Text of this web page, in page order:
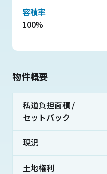
容積率
100%
物件概要
私道負担面積 /
セットバック
現況
土地権利